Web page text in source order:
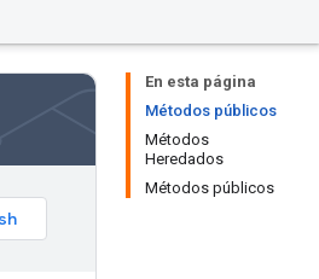
En esta página
Métodos públicos
Métodos
Heredados
Métodos públicos